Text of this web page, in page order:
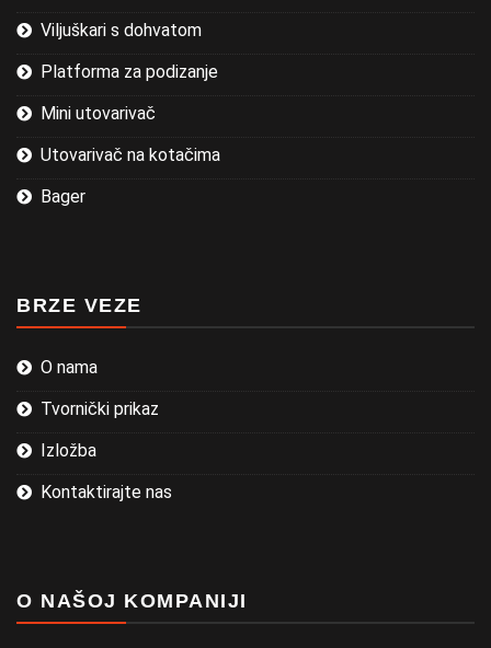
Viljuškari s dohvatom
Platforma za podizanje
Mini utovarivač
Utovarivač na kotačima
Bager
BRZE VEZE
O nama
Tvornički prikaz
Izložba
Kontaktirajte nas
O NAŠOJ KOMPANIJI